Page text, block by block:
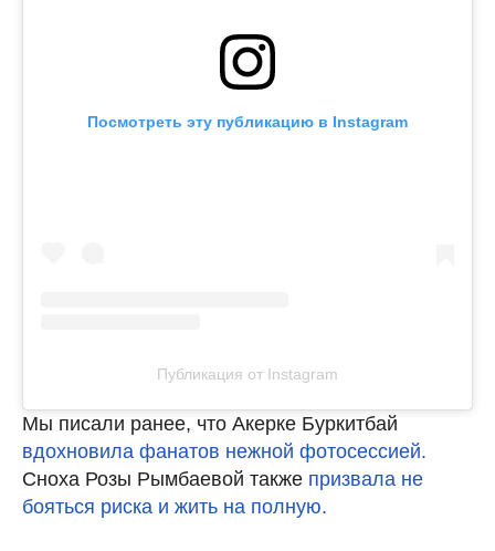
Посмотреть эту публикацию в Instagram
Публикация от Instagram
Мы писали ранее, что Акерке Буркитбай
вдохновила фанатов нежной фотосессией.
Сноха Розы Рымбаевой также призвала не
бояться риска и жить на полную.